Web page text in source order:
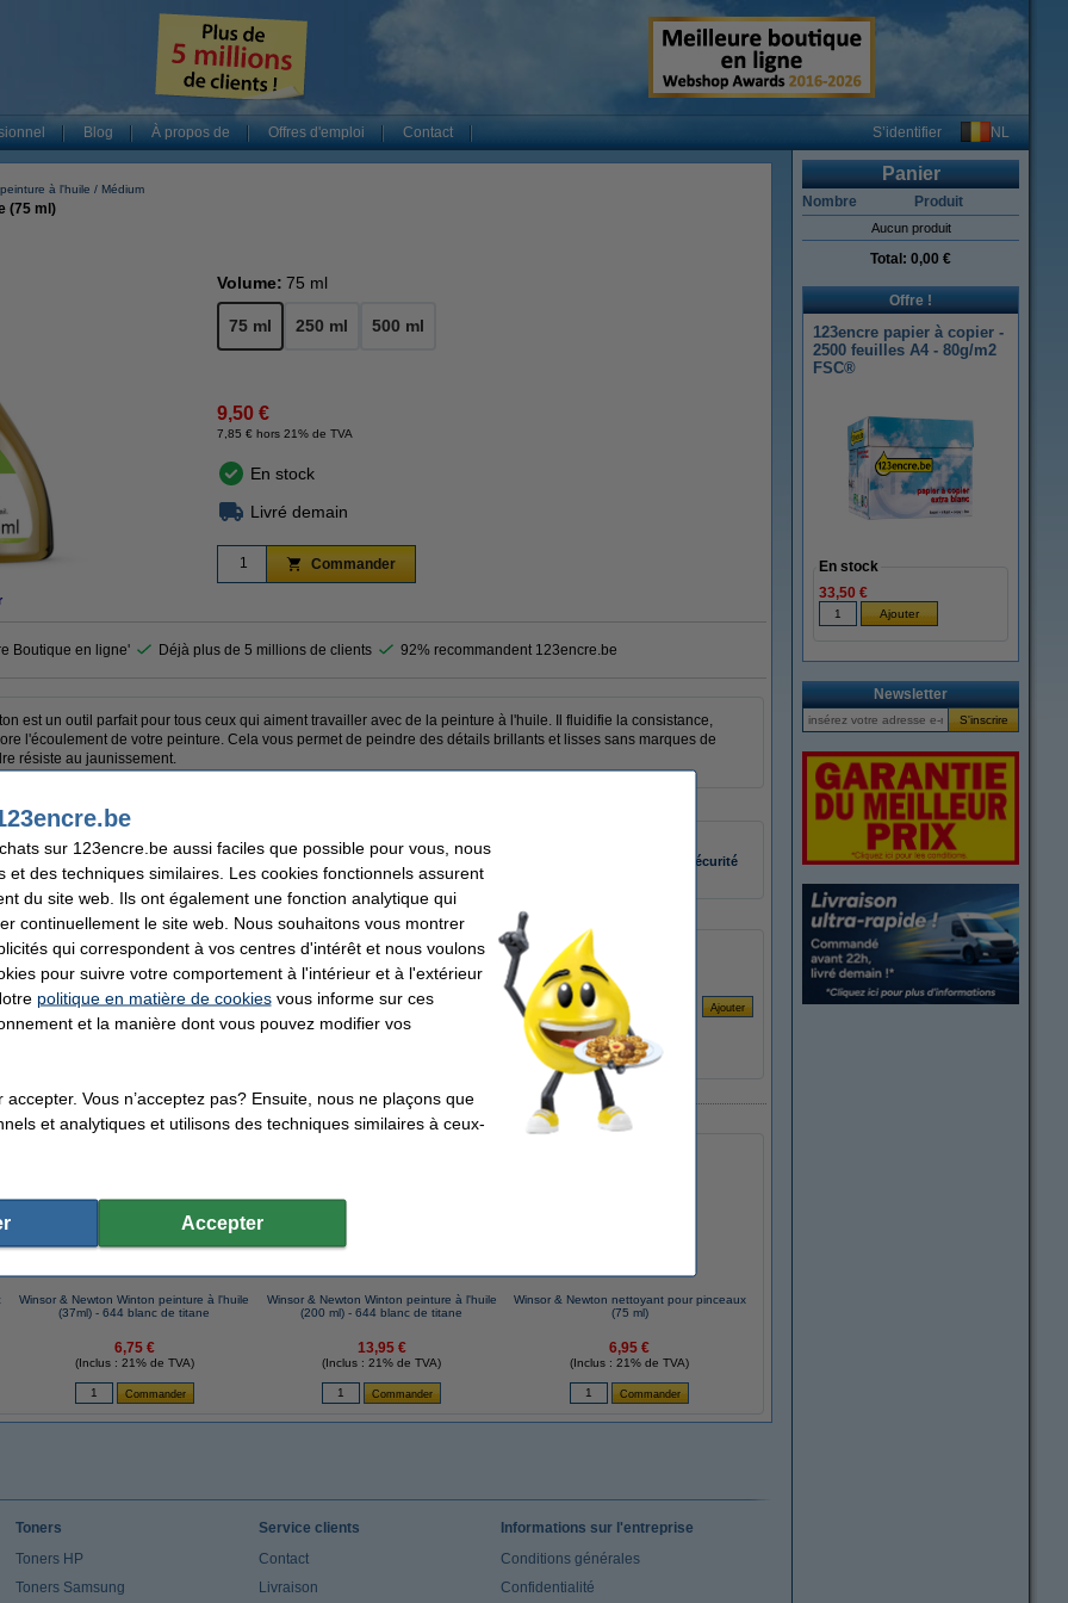
Blog À propos de Offres d'emploi Contact S’identifier NL
à l'huile Médium
(75 ml)
Volume: 75 ml
75 ml 250 ml 500 ml
9,50 €
7,85 € hors 21% de TVA
En stock
Livré demain
Commander
Boutique en ligne' Déjà plus de 5 millions de clients 92% recommandent 123encre.be
est un outil parfait pour tous ceux qui aiment travailler avec de la peinture à l'huile. Il fluidifie la consistance,
l'écoulement de votre peinture. Cela vous permet de peindre des détails brillants et lisses sans marques de
résiste au jaunissement.
& Newton Volume:
Fiche sécurité:
fiche de données de sécurité
à peindre Code produit:
pour pinceaux (75 ml)
qui ont également commandé cet article
Winsor & Newton Winton peinture à l'huile
(37ml) - 644 blanc de titane
6,75 €
(Inclus : 21% de TVA)
Winsor & Newton Winton peinture à l'huile
(200 ml) - 644 blanc de titane
13,95 €
(Inclus : 21% de TVA)
Winsor & Newton nettoyant pour pinceaux
(75 ml)
6,95 €
(Inclus : 21% de TVA)
Panier
Nombre Produit
Aucun produit
Total: 0,00 €
Offre !
123encre papier à copier -
2500 feuilles A4 - 80g/m2
FSC®
En stock
33,50 €
Newsletter
Toners
Toners HP
Toners Samsung
Service clients
Contact
Livraison
Informations sur l'entreprise
Conditions générales
Confidentialité
sur 123encre.be aussi faciles que possible pour vous, nous
et des techniques similaires. Les cookies fonctionnels assurent
du site web. Ils ont également une fonction analytique qui
continuellement le site web. Nous souhaitons vous montrer
qui correspondent à vos centres d'intérêt et nous voulons
pour suivre votre comportement à l'intérieur et à l'extérieur
politique en matière de cookiesvous informe sur ces
et la manière dont vous pouvez modifier vos
Vous n’acceptez pas? Ensuite, nous ne plaçons que
et analytiques et utilisons des techniques similaires à ceux-
Accepter